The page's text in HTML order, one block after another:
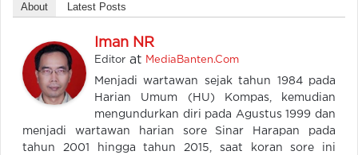
About Latest Posts
Iman NR
Editor at MediaBanten.Com
Menjadi wartawan sejak tahun 1984 pada
Harian Umum (HU) Kompas, kemudian
mengundurkan diri pada Agustus 1999 dan
menjadi wartawan harian sore Sinar Harapan pada
tahun 2001 hingga tahun 2015, saat koran sore ini